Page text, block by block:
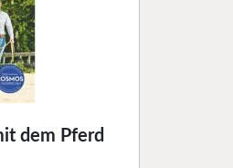
dem Pferd